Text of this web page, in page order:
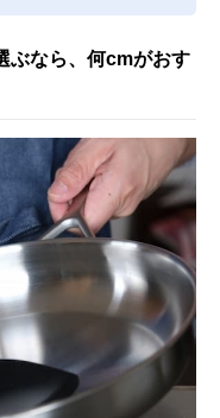
ぶなら、何cmがおす